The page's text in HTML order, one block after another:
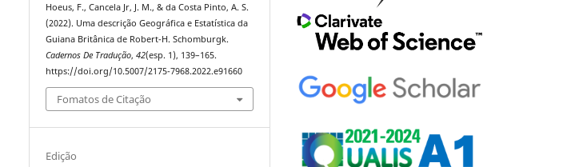
Hoeus, F., Cancela Jr, J. M., & da Costa Pinto, A. S.
(2022). Uma descrição Geográfica e Estatística da
Guiana Britânica de Robert-H. Schomburgk.
Cadernos De Tradução,42(esp. 1), 139–165.
https://doi.org/10.5007/2175-7968.2022.e91660
Fomatos de Citação
Edição